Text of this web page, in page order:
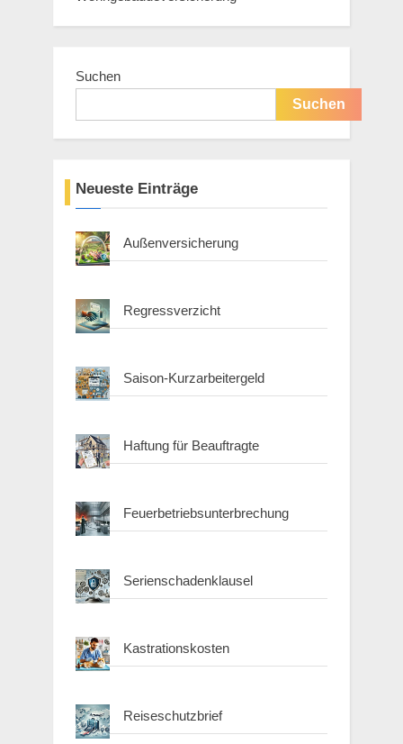
Suchen
Suchen
Neueste Einträge
Außenversicherung
Regressverzicht
Saison-Kurzarbeitergeld
Haftung für Beauftragte
Feuerbetriebsunterbrechung
Serienschadenklausel
Kastrationskosten
Reiseschutzbrief